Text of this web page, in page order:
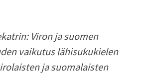
Viron ja suomen
vaikutus lähisukukielen
ja suomalaisten